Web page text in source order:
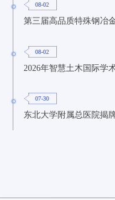
08-02
08-02
07-30